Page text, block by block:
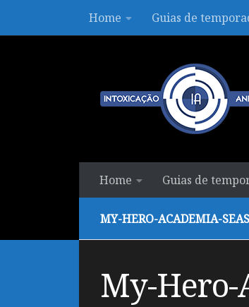
Skip to contentHome Guias de
Home Guias de
MY-HERO-ACADEMIA-
My-Hero-